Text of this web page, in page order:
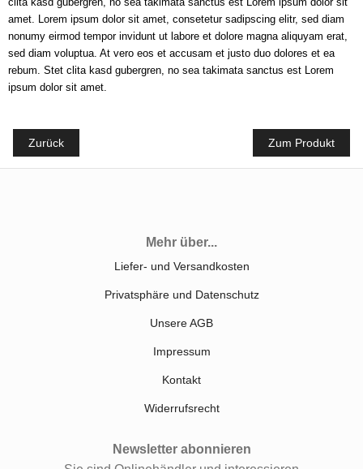
amet. Lorem ipsum dolor sit amet, consetetur sadipscing elitr, sed diam
nonumy eirmod tempor invidunt ut labore et dolore magna aliquyam erat,
sed diam voluptua. At vero eos et accusam et justo duo dolores et ea
rebum. Stet clita kasd gubergren, no sea takimata sanctus est Lorem
ipsum dolor sit amet.
Zurück Zum Produkt
Mehr über...
Liefer- und Versandkosten
Privatsphäre und Datenschutz
Unsere AGB
Impressum
Kontakt
Widerrufsrecht
Newsletter abonnieren